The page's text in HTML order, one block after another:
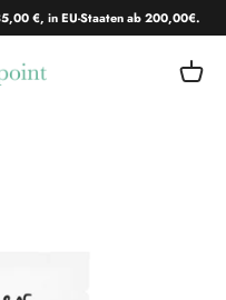
€, in EU-Staaten ab 200,00€.